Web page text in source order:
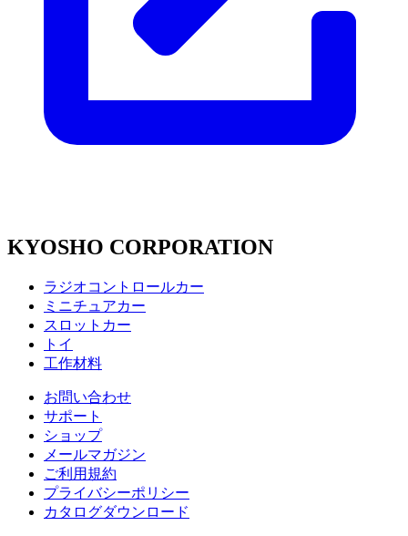
KYOSHO CORPORATION
ラジオコントロールカー
ミニチュアカー
スロットカー
トイ
工作材料
お問い合わせ
サポート
ショップ
メールマガジン
ご利用規約
プライバシーポリシー
カタログダウンロード